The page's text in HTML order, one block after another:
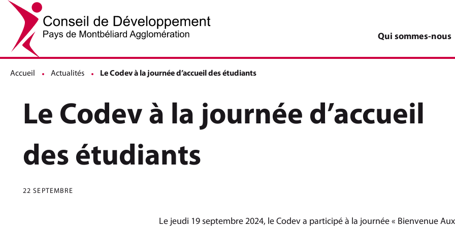
Qui sommes-nous
Accueil Actualités Page active :
Le Codev à la journée d’accueil des étudiants
Le Codev à la journée d’accueil
des étudiants
22 SEPTEMBRE
Le jeudi 19 septembre 2024, le Codev a participé à la journée « Bienvenue